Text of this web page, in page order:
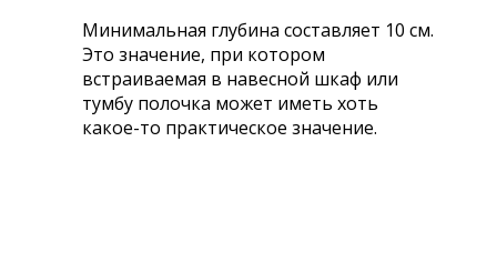
Минимальная глубина составляет 10 см.
Это значение, при котором
встраиваемая в навесной шкаф или
тумбу полочка может иметь хоть
какое-то практическое значение.